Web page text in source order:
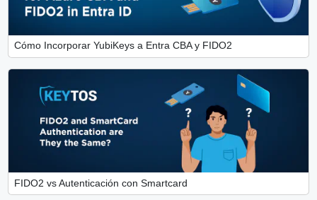
Cómo Incorporar YubiKeys a Entra CBA y FIDO2
FIDO2 vs Autenticación con Smartcard